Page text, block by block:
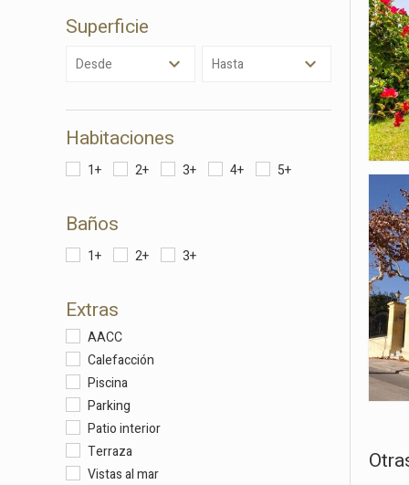
Superficie
Desde Hasta
Habitaciones
1+ 2+ 3+ 4+ 5+
Baños
1+ 2+ 3+
Extras
AACC
Calefacción
Piscina
Parking
Patio interior
Terraza
Vistas al mar
sitio
los
que
del
Estas
en el
usuario.